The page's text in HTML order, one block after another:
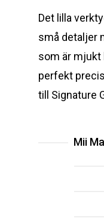
Det lilla
små detaljer
som är mjukt
perfekt
till Signature
Mii